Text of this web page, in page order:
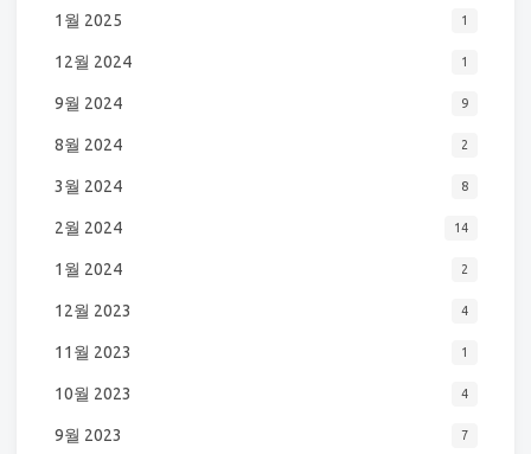
1월 2025 1
12월 2024 1
9월 2024 9
8월 2024 2
3월 2024 8
2월 2024 14
1월 2024 2
12월 2023 4
11월 2023 1
10월 2023 4
9월 2023 7